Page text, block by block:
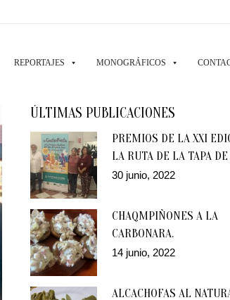
REPORTAJES MONOGRÁFICOS
ÚLTIMAS PUBLICACIONES
PREMIOS DE LA XXI
LA RUTA DE LA TAPA
30 junio, 2022
CHAQMPIÑONES A LA
CARBONARA.
14 junio, 2022
ALCACHOFAS AL